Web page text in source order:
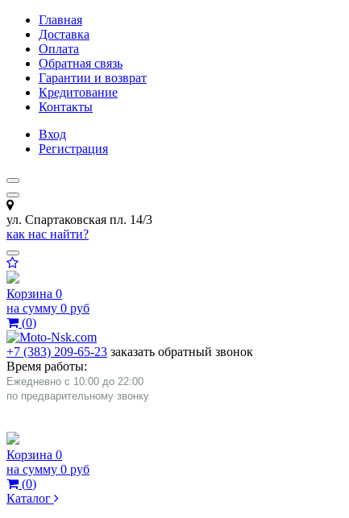
Главная
Доставка
Оплата
Обратная связь
Гарантии и возврат
Кредитование
Контакты
Вход
Регистрация
ул. Спартаковская пл. 14/3
как нас найти?
Корзина 0
на сумму 0 руб
(0)
+7 (383) 209-65-23 заказать обратный звонок
Время работы:
Ежедневно с 10:00 до 22:00
​по предварительному звонку
Корзина 0
на сумму 0 руб
(0)
Каталог